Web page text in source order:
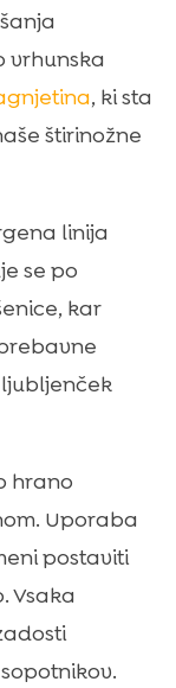
vrhunska
, ki sta
štirinožne
linija
se po
kar
hrano
Uporaba
postaviti
Vsaka